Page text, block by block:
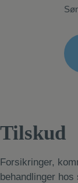
Tilskud
Forsikringer,
behandlinger